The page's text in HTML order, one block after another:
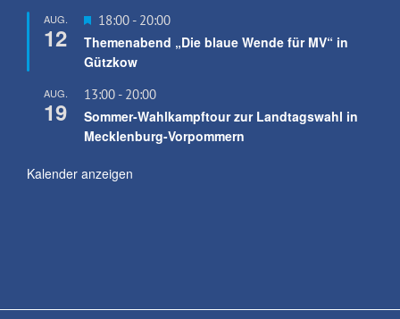
AUG.
12
Hervorgehoben
18:00 - 20:00
Themenabend „Die blaue Wende für MV“ in
Gützkow
AUG.
19
13:00 - 20:00
Sommer-Wahlkampftour zur Landtagswahl in
Mecklenburg-Vorpommern
Kalender anzeigen